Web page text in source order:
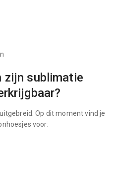
zijn sublimatie
Op dit moment vind je
voor: